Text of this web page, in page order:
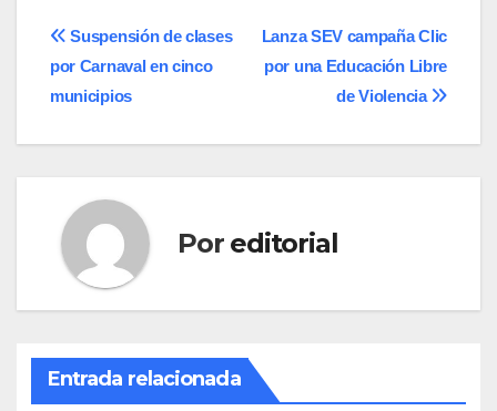
Navegación
de
entradas
Lanza SEV campaña Clic
por una Educación Libre
de Violencia
Suspensión de clases
por Carnaval en cinco
municipios
Por editorial
Entrada relacionada